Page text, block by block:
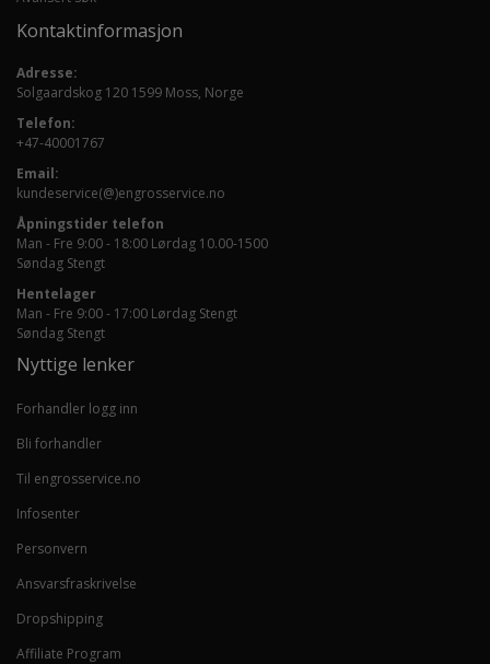
Kontaktinformasjon
Adresse:
Solgaardskog 120 1599 Moss, Norge
Telefon:
+47-40001767
Email:
kundeservice(@)engrosservice.no
Åpningstider telefon
Man - Fre 9:00 - 18:00 Lørdag 10.00-1500
Søndag Stengt
Hentelager
Man - Fre 9:00 - 17:00 Lørdag Stengt
Søndag Stengt
Nyttige lenker
Forhandler logg inn
Bli forhandler
Til engrosservice.no
Infosenter
Personvern
Ansvarsfraskrivelse
Dropshipping
Affiliate Program